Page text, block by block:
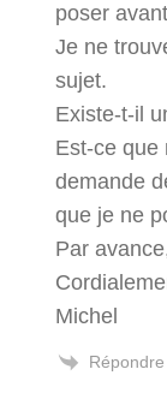
poser
Je ne
sujet.
Existe-t-il
Est-ce que
demande
que je ne
Par
Michel
Répondre